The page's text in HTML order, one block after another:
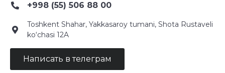
+998 (55) 506 88 00
Toshkent Shahar, Yakkasaroy tumani, Shota Rustaveli
ko‘chasi 12A
Написать в телеграм